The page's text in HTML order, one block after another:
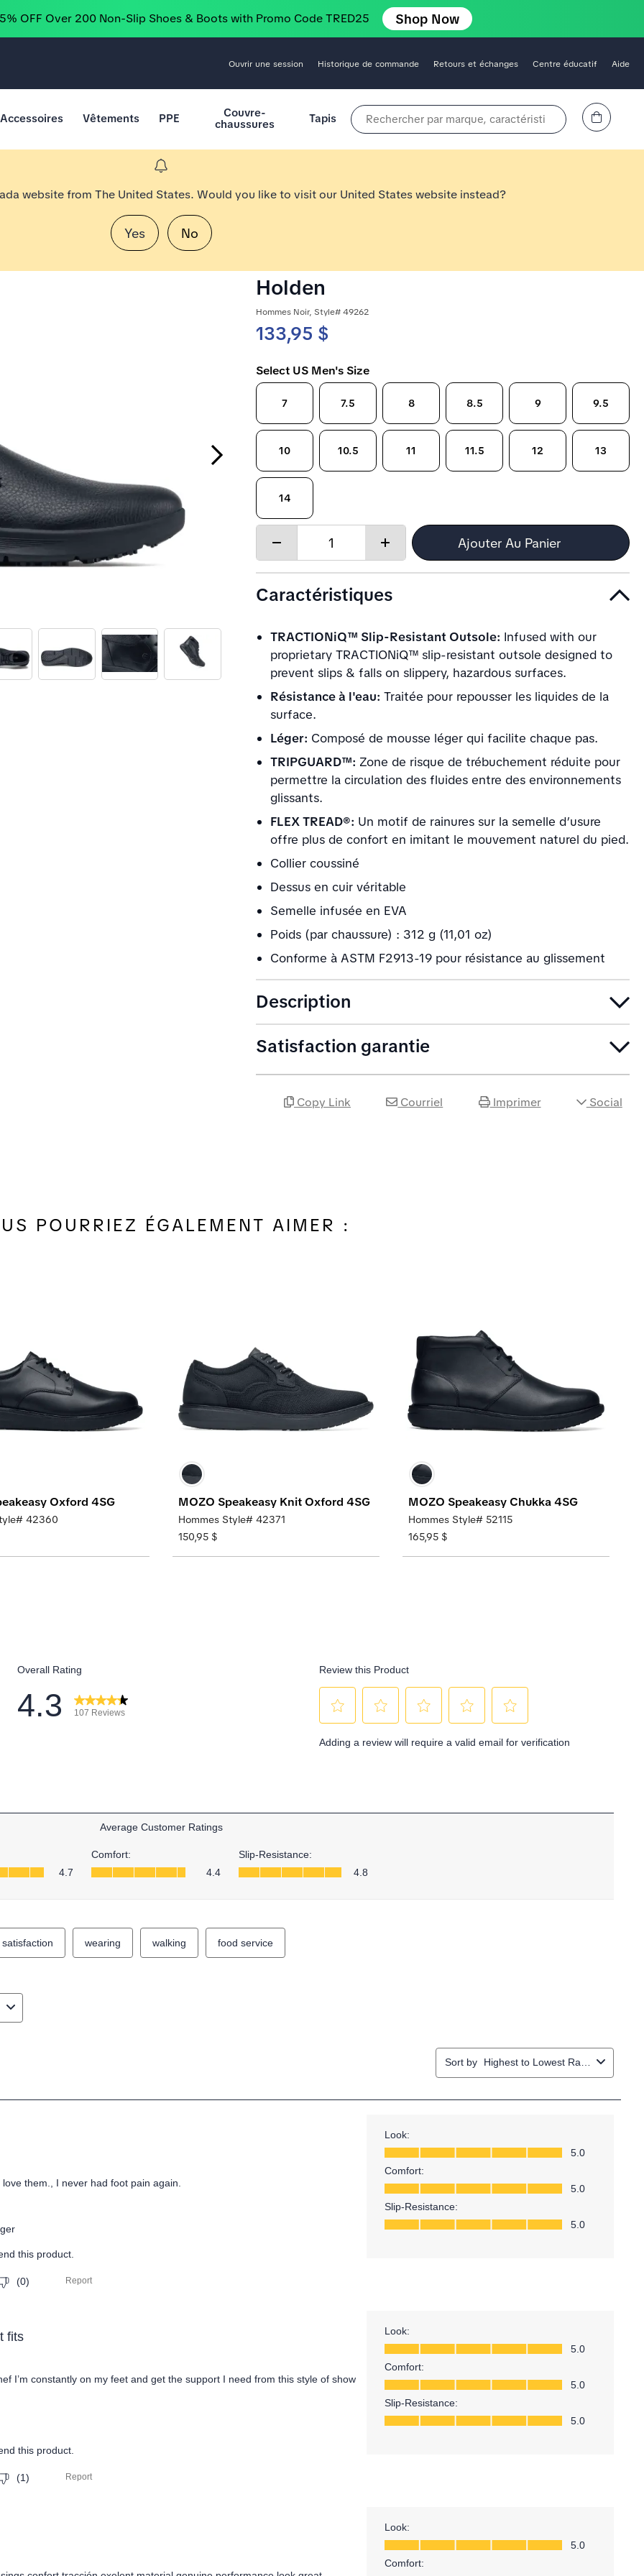
OFF Over 200 Non-Slip Shoes & Boots with Promo Code TRED25 Shop Now
Ouvrir une session Historique de commande Retours et échanges Centre éducatif Aide
Accessoires Vêtements PPE
Couvre-
chaussures
Tapis Rechercher par marque, caractéristique, style, couleur, etc. Affichez le panier
website from The United States. Would you like to visit our United States website instead?
Yes No
Next Slide
Holden
Hommes Noir, Style# 49262
133,95 $
Select US Men's Size
7 7.5 8 8.5 9 9.5
10 10.5 11 11.5 12 13
14
Quantity:
Increase
Ajouter Au Panier
Caractéristiques
TRACTIONiQ™ Slip-Resistant Outsole: Infused with our
proprietary TRACTIONiQ™ slip-resistant outsole designed to
prevent slips & falls on slippery, hazardous surfaces.
Résistance à l'eau: Traitée pour repousser les liquides de la
surface.
Léger: Composé de mousse léger qui facilite chaque pas.
TRIPGUARD™: Zone de risque de trébuchement réduite pour
permettre la circulation des fluides entre des environnements
glissants.
FLEX TREAD®: Un motif de rainures sur la semelle d’usure
offre plus de confort en imitant le mouvement naturel du pied.
Collier coussiné
Dessus en cuir véritable
Semelle infusée en EVA
Poids (par chaussure) : 312 g (11,01 oz)
Conforme à ASTM F2913-19 pour résistance au glissement
Description
Satisfaction garantie
Copy Link Courriel Imprimer Social
POURRIEZ ÉGALEMENT AIMER :
Oxford 4SG
42360
MOZO Speakeasy Knit Oxford 4SG
Hommes Style# 42371
150,95 $
MOZO Speakeasy Chukka 4SG
Hommes Style# 52115
165,95 $